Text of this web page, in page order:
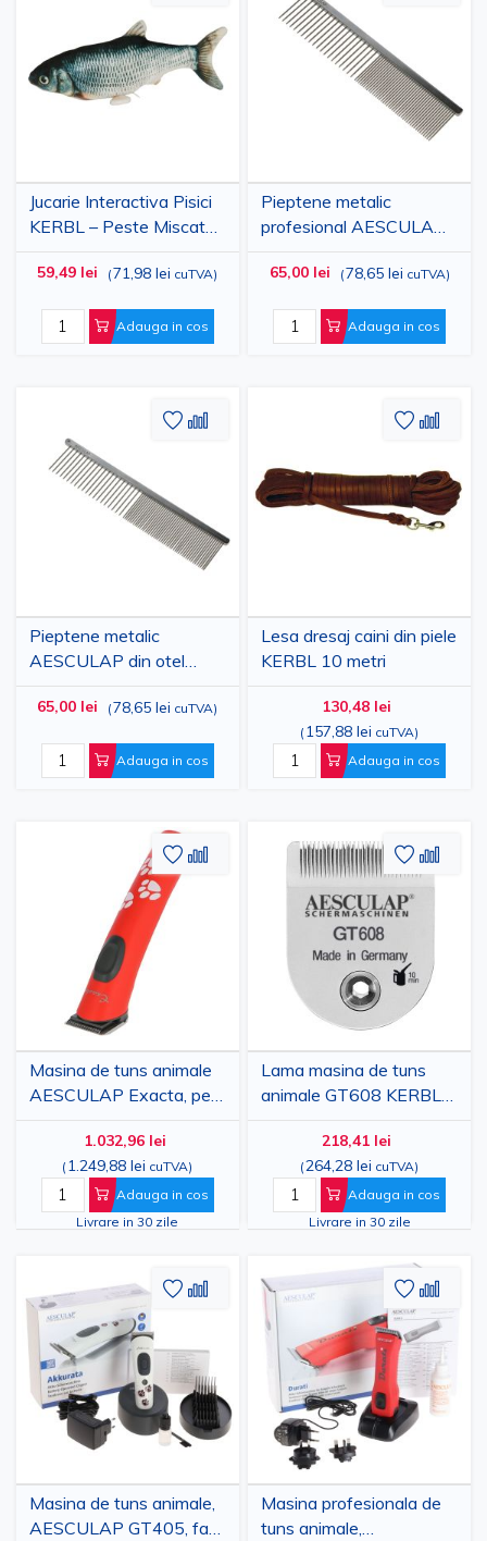
Jucarie Interactiva Pisici
KERBL – Peste Miscator
cu USB, 28x11cm
59,49 lei (71,98 lei cuTVA)
Adauga in cos
Lista
de
Dorinte
comparare
Pieptene metalic
profesional AESCULAP
pentru caini si pisici, otel
inoxidabil, 190x40 mm
65,00 lei (78,65 lei cuTVA)
Adauga in cos
Dorinte
Pieptene metalic
AESCULAP din otel
inoxidabil pentru animale,
202x40 mm - caini si
65,00 lei (78,65 lei cuTVA)
Adauga in cos
Adaugati
Dorinte
Adaugati
comparare
Lesa dresaj caini din piele
KERBL 10 metri
130,48 lei
( 157,88 lei cuTVA)
Adauga in cos
de
Dorinte
Masina de tuns animale
AESCULAP Exacta, pe
baterii
1.032,96 lei
( 1.249,88 lei cuTVA)
Adauga in cos
Adaugati
la
Adaugati
Livrare in 30 zile
Lama masina de tuns
animale GT608 KERBL
24 mm otel carbon
pentru Exacta/Isis
218,41 lei
(264,28 lei cuTVA)
Adauga in cos
la
Lista
Livrare in 30 zile
Masina de tuns animale,
AESCULAP GT405, fara
Adaugati
de
Dorinte
Adaugati
pentru
comparare
Masina profesionala de
tuns animale,
la
Lista
de
Dorinte